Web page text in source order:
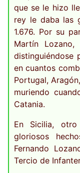
que se le hizo
rey le daba las
1.676. Por su
Martín
distinguiéndose
en cuantos
Portugal,
muriendo
Catania.
En Sicilia,
gloriosos
Fernando
Tercio de